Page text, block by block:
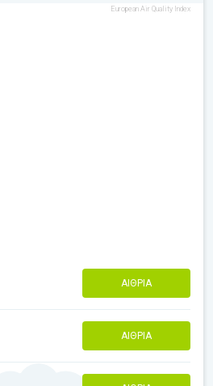
European Air Quality Index
ΑΊΘΡΙΑ
ΑΊΘΡΙΑ